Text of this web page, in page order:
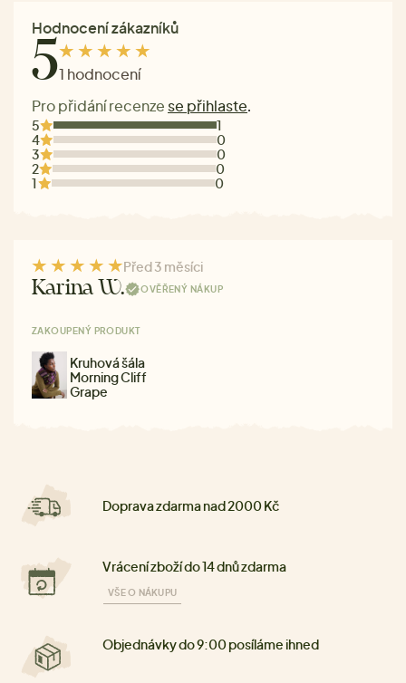
Hodnocení zákazníků
51 hodnocení
Pro přidání recenze se přihlaste.
5
1
4
0
3
0
2
0
1
0
Před 3 měsíci
Karina W. OVĚŘENÝ NÁKUP
ZAKOUPENÝ PRODUKT
Kruhová šála
Morning Cliff
Grape
Doprava zdarma nad 2000 Kč
Vrácení zboží do 14 dnů zdarma
VŠE O NÁKUPU
Objednávky do 9:00 posíláme ihned